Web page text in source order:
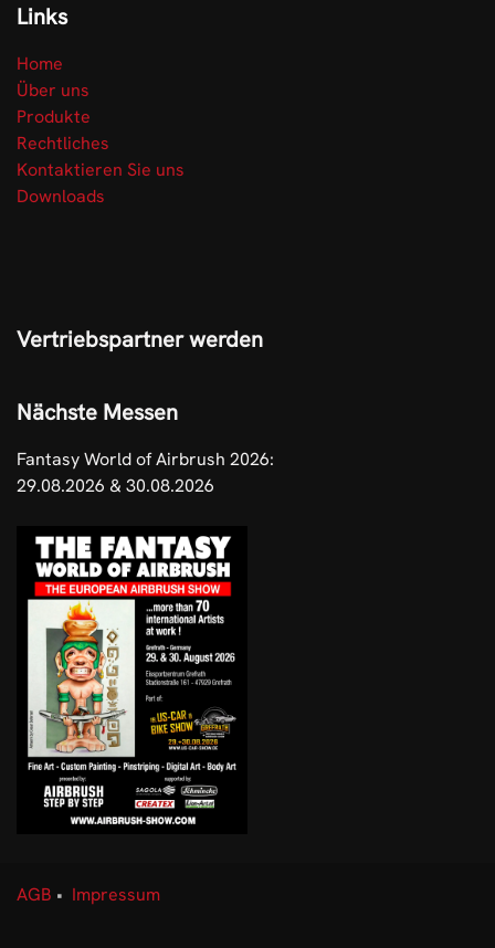
Links
Home
Über uns
Produkte
Rechtliches
Kontaktieren Sie uns
Downloads
Vertriebspartner werden
Nächste Messen
Fantasy World of Airbrush 2026:
29.08.2026 & 30.08.2026
AGB • Impressum